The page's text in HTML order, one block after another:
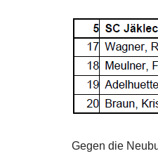
Gegen die